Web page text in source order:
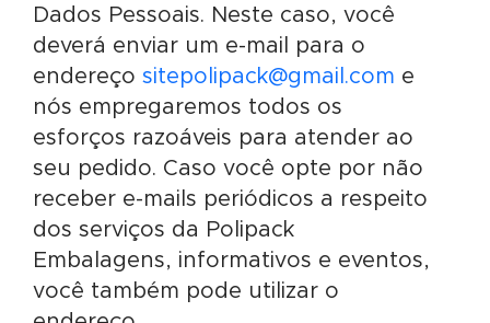
Dados Pessoais. Neste caso, você
deverá enviar um e-mail para o
endereço sitepolipack@gmail.com e
nós empregaremos todos os
esforços razoáveis para atender ao
seu pedido. Caso você opte por não
receber e-mails periódicos a respeito
dos serviços da Polipack
Embalagens, informativos e eventos,
você também pode utilizar o